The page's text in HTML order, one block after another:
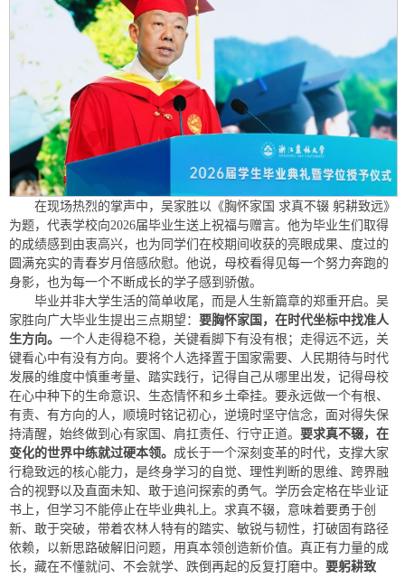
在现场热烈的掌声中，吴家胜以《胸怀家国 求真不辍 躬耕致远》
为题，代表学校向2026届毕业生送上祝福与赠言。他为毕业生们取得
的成绩感到由衷高兴，也为同学们在校期间收获的亮眼成果、度过的
圆满充实的青春岁月倍感欣慰。他说，母校看得见每一个努力奔跑的
身影，也为每一个不断成长的学子感到骄傲。
毕业并非大学生活的简单收尾，而是人生新篇章的郑重开启。吴
家胜向广大毕业生提出三点期望： 要胸怀家国，在时代坐标中找准人
生方向。 一个人走得稳不稳，关键看脚下有没有根；走得远不远，关
键看心中有没有方向。要将个人选择置于国家需要、人民期待与时代
发展的维度中慎重考量、踏实践行，记得自己从哪里出发，记得母校
在心中种下的生命意识、生态情怀和乡土牵挂。要永远做一个有根、
有责、有方向的人，顺境时铭记初心，逆境时坚守信念，面对得失保
持清醒，始终做到心有家国、肩扛责任、行守正道。 要求真不辍，在
变化的世界中练就过硬本领。 成长于一个深刻变革的时代，支撑大家
行稳致远的核心能力，是终身学习的自觉、理性判断的思维、跨界融
合的视野以及直面未知、敢于追问探索的勇气。学历会定格在毕业证
书上，但学习不能停止在毕业典礼上。求真不辍，意味着要勇于创
新、敢于突破，带着农林人特有的踏实、敏锐与韧性，打破固有路径
依赖，以新思路破解旧问题，用真本领创造新价值。真正有力量的成
长，藏在不懂就问、不会就学、跌倒再起的反复打磨中。 要躬耕致